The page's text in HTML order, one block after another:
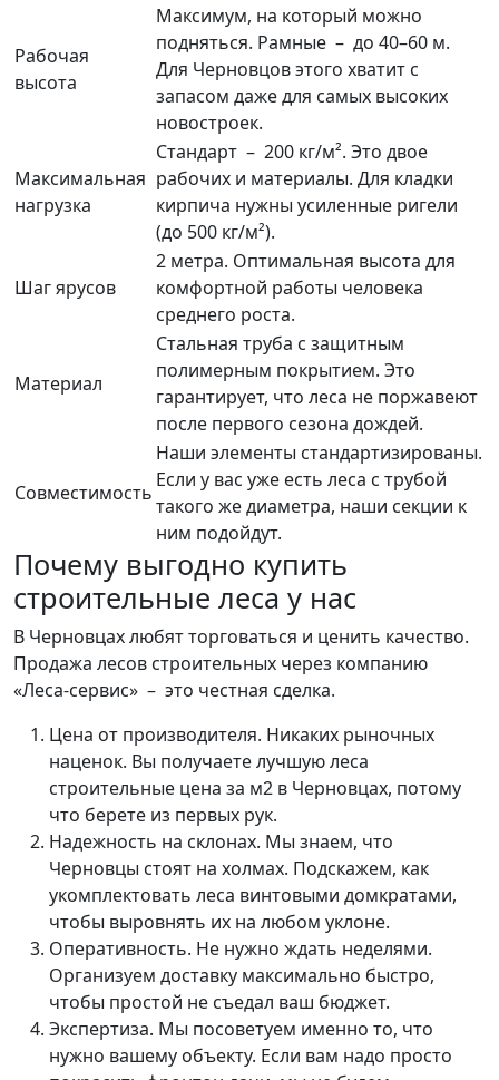
Рабочая
высота
Максимум, на который можно
подняться. Рамные – до 40–60 м.
Для Черновцов этого хватит с
запасом даже для самых высоких
новостроек.
Максимальная
нагрузка
Стандарт – 200 кг/м². Это двое
рабочих и материалы. Для кладки
кирпича нужны усиленные ригели
(до 500 кг/м²).
Шаг ярусов
2 метра. Оптимальная высота для
комфортной работы человека
среднего роста.
Материал
Стальная труба с защитным
полимерным покрытием. Это
гарантирует, что леса не поржавеют
после первого сезона дождей.
Совместимость
Наши элементы стандартизированы.
Если у вас уже есть леса с трубой
такого же диаметра, наши секции к
ним подойдут.
Почему выгодно купить
строительные леса у нас
В Черновцах любят торговаться и ценить качество.
Продажа лесов строительных через компанию
«Леса-сервис» – это честная сделка.
Цена от производителя. Никаких рыночных
наценок. Вы получаете лучшую леса
строительные цена за м2 в Черновцах, потому
что берете из первых рук.
Надежность на склонах. Мы знаем, что
Черновцы стоят на холмах. Подскажем, как
укомплектовать леса винтовыми домкратами,
чтобы выровнять их на любом уклоне.
Оперативность. Не нужно ждать неделями.
Организуем доставку максимально быстро,
чтобы простой не съедал ваш бюджет.
Экспертиза. Мы посоветуем именно то, что
нужно вашему объекту. Если вам надо просто